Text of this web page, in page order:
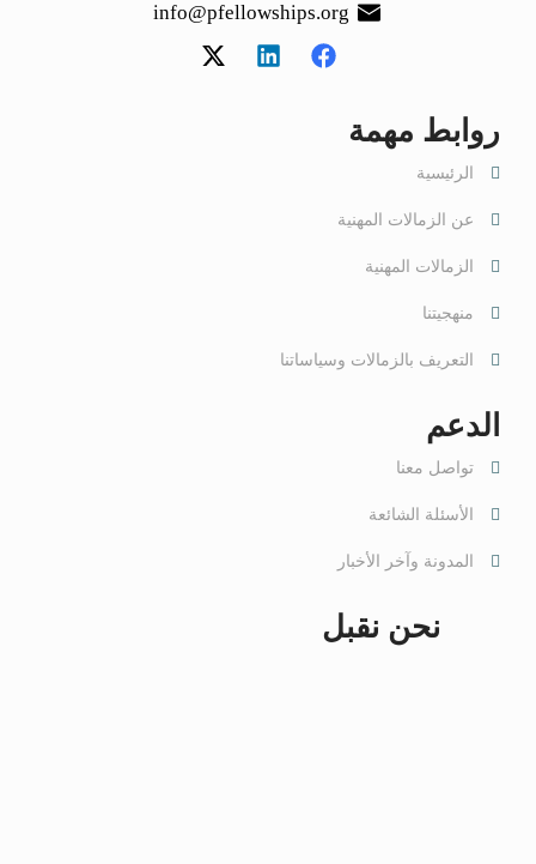
info@pfellowships.org
روابط مهمة
الرئيسية
عن الزمالات المهنية
الزمالات المهنية
منهجيتنا
التعريف بالزمالات وسياساتنا
الدعم
تواصل معنا
الأسئلة الشائعة
المدونة وآخر الأخبار
نحن نقبل